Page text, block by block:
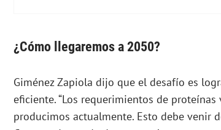
¿Cómo llegaremos a 2050?
Giménez Zapiola dijo que el desafío es
eficiente. “Los requerimientos de
producimos actualmente. Esto debe venir